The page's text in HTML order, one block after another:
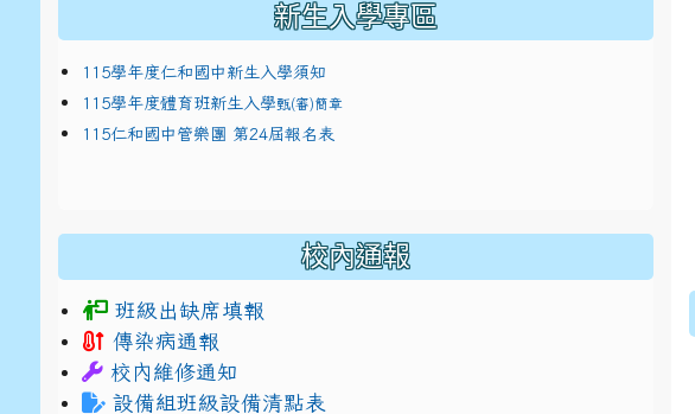
新生入學專區
115學年度仁和國中新生入學須知
115學年度體育班新生入學甄(審)簡章
115仁和國中管樂團 第24屆報名表
校內通報
班級出缺席填報
傳染病通報
校內維修通知
設備組班級設備清點表